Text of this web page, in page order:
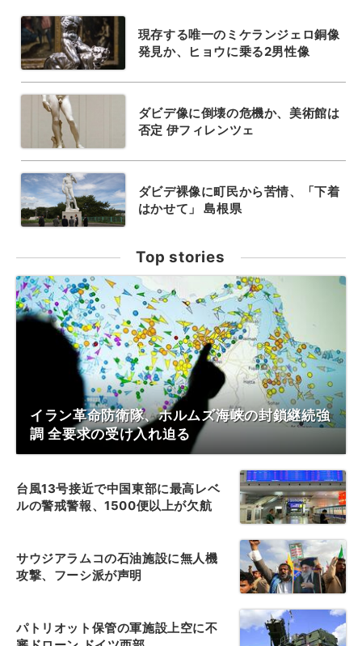
現存する唯一のミケランジェロ銅像
発見か、ヒョウに乗る2男性像
ダビデ像に倒壊の危機か、美術館は
否定 伊フィレンツェ
ダビデ裸像に町民から苦情、「下着
はかせて」 島根県
Top stories
イラン革命防衛隊、ホルムズ海峡の封鎖継続強
調 全要求の受け入れ迫る
台風13号接近で中国東部に最高レベ
ルの警戒警報、1500便以上が欠航
サウジアラムコの石油施設に無人機
攻撃、フーシ派が声明
パトリオット保管の軍施設上空に不